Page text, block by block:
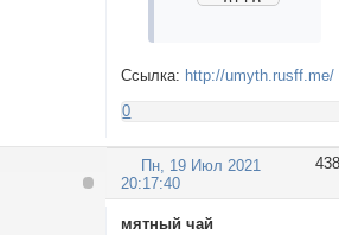
'http://
'http://
Ссылка: http://umyth.rusff.me/
0
438
Пн, 19 Июл 2021
20:17:40
мятный чай